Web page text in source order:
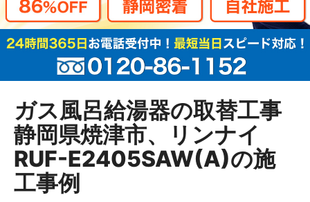
ガス風呂給湯器の取替工事
静岡県焼津市、リンナイ
RUF-E2405SAW(A)の施
工事例